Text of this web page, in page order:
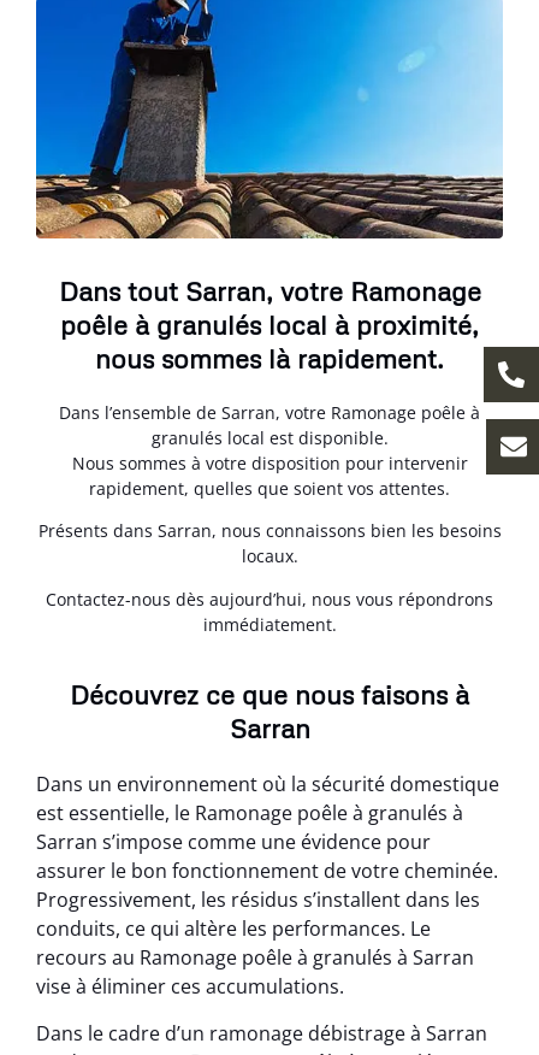
Dans tout Sarran, votre Ramonage
poêle à granulés local à proximité,
nous sommes là rapidement.
Dans l’ensemble de Sarran, votre Ramonage poêle à
granulés local est disponible.
Nous sommes à votre disposition pour intervenir
rapidement, quelles que soient vos attentes.
Présents dans Sarran, nous connaissons bien les besoins
locaux.
Contactez-nous dès aujourd’hui, nous vous répondrons
immédiatement.
Découvrez ce que nous faisons à
Sarran
Dans un environnement où la sécurité domestique
est essentielle, le Ramonage poêle à granulés à
Sarran s’impose comme une évidence pour
assurer le bon fonctionnement de votre cheminée.
Progressivement, les résidus s’installent dans les
conduits, ce qui altère les performances. Le
recours au Ramonage poêle à granulés à Sarran
vise à éliminer ces accumulations.
Dans le cadre d’un ramonage débistrage à Sarran